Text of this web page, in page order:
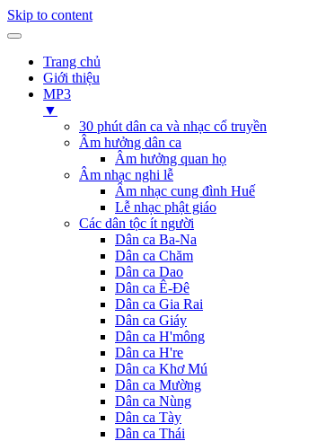
Skip to content
Trang chủ
Giới thiệu
MP3
▼
30 phút dân ca và nhạc cổ truyền
Âm hưởng dân ca
Âm hưởng quan họ
Âm nhạc nghi lễ
Âm nhạc cung đình Huế
Lễ nhạc phật giáo
Các dân tộc ít người
Dân ca Ba-Na
Dân ca Chăm
Dân ca Dao
Dân ca Ê-Đê
Dân ca Gia Rai
Dân ca Giáy
Dân ca H'mông
Dân ca H're
Dân ca Khơ Mú
Dân ca Mường
Dân ca Nùng
Dân ca Tày
Dân ca Thái